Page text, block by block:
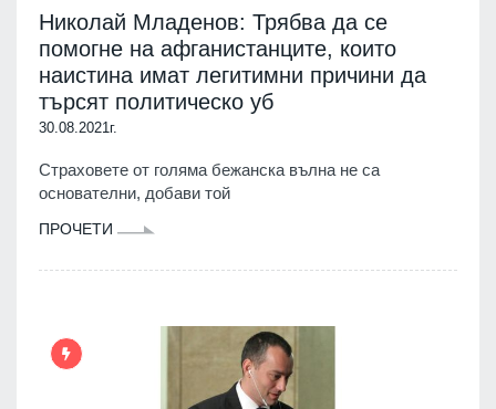
Николай Младенов: Трябва да се
помогне на афганистанците, които
наистина имат легитимни причини да
търсят политическо уб
30.08.2021г.
Страховете от голяма бежанска вълна не са
основателни, добави той
ПРОЧЕТИ